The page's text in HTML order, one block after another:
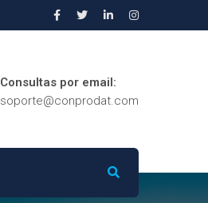
Consultas por email:
soporte@conprodat.com